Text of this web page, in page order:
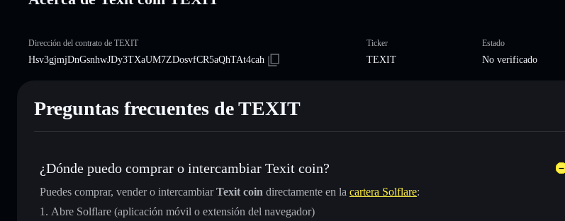
Dirección del contrato de TEXIT
Hsv3gjmjDnGsnhwJDy3TXaUM7ZDosvfCR5aQhTAt4cah
Ticker
TEXIT
Estado
No verificado
Preguntas frecuentes de TEXIT
¿Dónde puedo comprar o intercambiar Texit coin?
Puedes comprar, vender o intercambiarTexit coin directamente en la cartera Solflare:
Abre Solflare (aplicación móvil o extensión del navegador)